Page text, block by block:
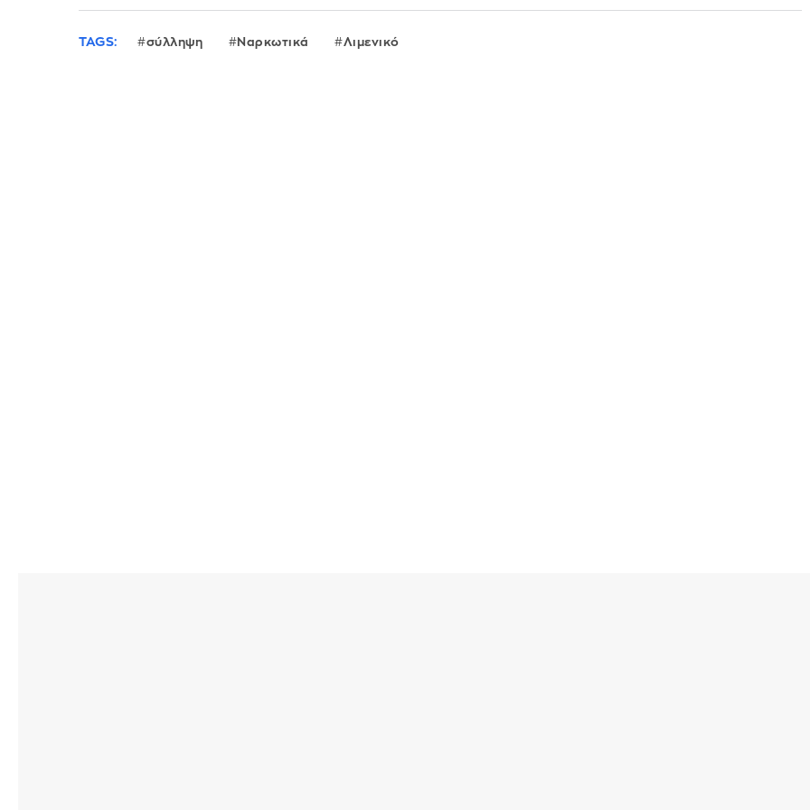
TAGS: σύλληψη Ναρκωτικά Λιμενικό